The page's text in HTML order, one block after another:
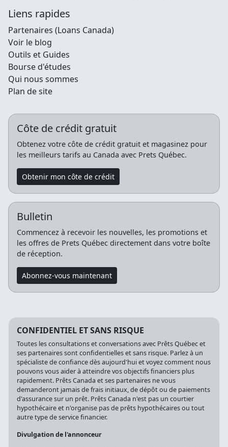
Liens rapides
Partenaires (Loans Canada)
Voir le blog
Outils et Guides
Bourse d'études
Qui nous sommes
Plan de site
Côte de crédit gratuit
Obtenez votre côte de crédit gratuit et magasinez pour
les meilleurs tarifs au Canada avec Prets Québec.
Obtenir mon côte de crédit
Bulletin
Commencez à recevoir les nouvelles, les promotions et
les offres de Prets Québec directement dans votre boîte
de réception.
Abonnez-vous maintenant
CONFIDENTIEL ET SANS RISQUE
Toutes les consultations et conversations avec Prêts Québec et
ses partenaires sont confidentielles et sans risque. Parlez à un
spécialiste de confiance dès aujourd'hui et voyez comment nous
pouvons vous aider à atteindre vos objectifs financiers plus
rapidement. Prêts Canada et ses partenaires ne vous
demanderont jamais de frais initiaux, de dépôt ou de paiements
d'assurance sur un prêt. Prêts Canada n'est pas un courtier
hypothécaire et n'organise pas de prêts hypothécaires ou tout
autre type de service financier.
Divulgation de l'annonceur